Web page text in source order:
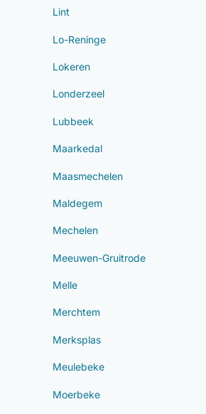
Lint
Lo-Reninge
Lokeren
Londerzeel
Lubbeek
Maarkedal
Maasmechelen
Maldegem
Mechelen
Meeuwen-Gruitrode
Melle
Merchtem
Merksplas
Meulebeke
Moerbeke